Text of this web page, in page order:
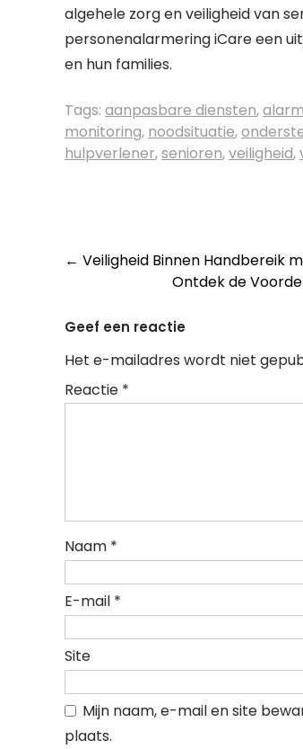
algehele zorg en veiligheid van
personenalarmering iCare een
en hun families.
Tags: aanpasbare diensten,
monitoring, noodsituatie,
hulpverlener,senioren,veiligheid,
Post
navigation
← Veiligheid Binnen Handbereik
Ontdek de
Geef een reactie
Het e-mailadres wordt niet
Reactie *
Naam *
E-mail *
Site
Mijn naam, e-mail en site
plaats.